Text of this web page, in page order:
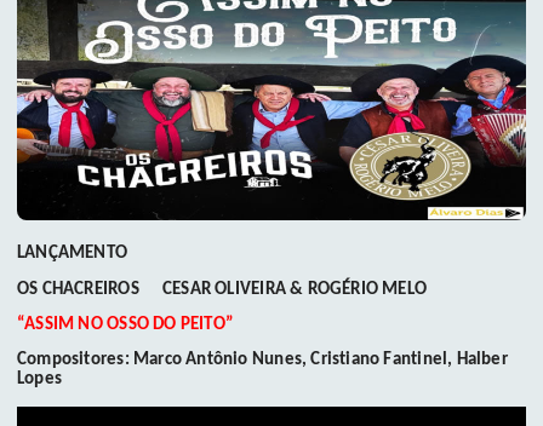
LANÇAMENTO
OS CHACREIROS
CESAR OLIVEIRA & ROGÉRIO MELO
“ASSIM NO OSSO DO PEITO”
Compositores: Marco Antônio Nunes, Cristiano Fantinel, Halber
Lopes